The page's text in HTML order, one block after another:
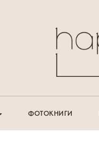
ФОТОКНИГИ